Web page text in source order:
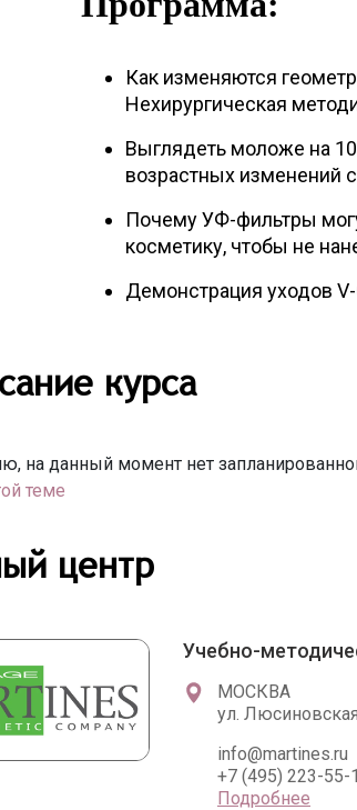
Как изменяются
Нехирургическая
Выглядеть моложе на 10
возрастных изменений
Почему УФ-фильтры
косметику, чтобы не
Демонстрация уходов
курса
на данный момент нет
теме
центр
Учебно-
МОСКВА
ул.
info@martines.ru
+7 (495) 223-55-
Подробнее